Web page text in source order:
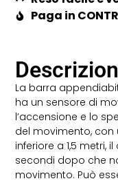
Paga in
La barra
ha un sensore di
l’accensione e lo
del movimento,
inferiore a 1,5 metri,
secondi dopo che
movimento. Può